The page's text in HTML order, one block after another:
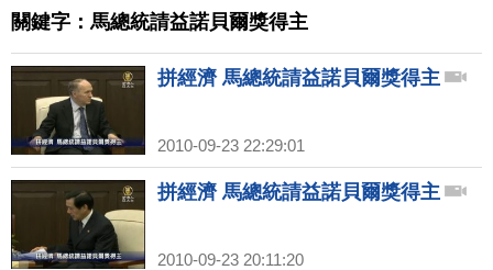
關鍵字：馬總統請益諾貝爾獎得主
拼經濟 馬總統請益諾貝爾獎得主
2010-09-23 22:29:01
拼經濟 馬總統請益諾貝爾獎得主
2010-09-23 20:11:20